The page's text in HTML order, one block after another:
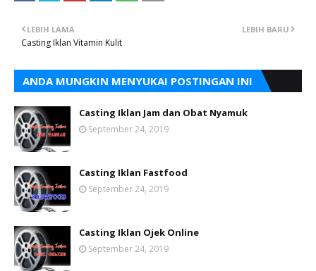
LEBIH BARU
LEBIH LAMA
Casting Iklan Vitamin Kulit
ANDA MUNGKIN MENYUKAI POSTINGAN INI
Casting Iklan Jam dan Obat Nyamuk
September 24, 2019
Casting Iklan Fastfood
September 24, 2019
Casting Iklan Ojek Online
September 24, 2019